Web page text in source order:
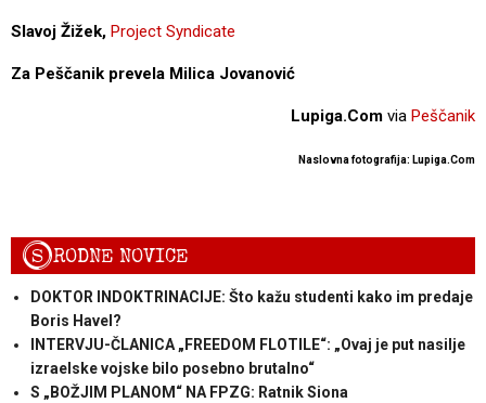
Slavoj Žižek, Project Syndicate
Za Peščanik prevela Milica Jovanović
Lupiga.Com via Peščanik
Naslovna fotografija: Lupiga.Com
SRODNE NOVICE
DOKTOR INDOKTRINACIJE: Što kažu studenti kako im predaje
Boris Havel?
INTERVJU-ČLANICA „FREEDOM FLOTILE“: „Ovaj je put nasilje
izraelske vojske bilo posebno brutalno“
S „BOŽJIM PLANOM“ NA FPZG: Ratnik Siona